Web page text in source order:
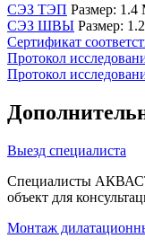
СЭЗ ТЭП Размер: 1.4
СЭЗ ШВЫ Размер:
Сертификат
Протокол
Протокол
Выезд специалиста
Специалисты
объект для
Монтаж